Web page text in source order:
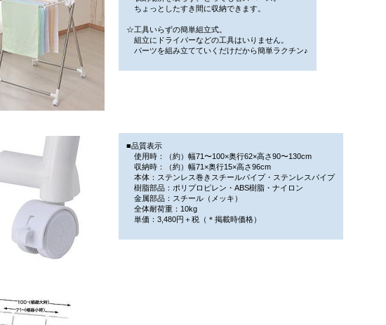
ちょっとしたすき間に収納できます。
☆工具いらずの簡単組立式。
組立にドライバーなどの工具はいりません。
パーツを組み立てていくだけだから簡単ラクチン♪
■品質表示
使用時：（約）幅71〜100×奥行62×高さ90〜130cm
収納時：（約）幅71×奥行15×高さ96cm
本体：ステンレス巻きスチールパイプ・ステンレスパイプ
樹脂部品：ポリプロピレン・ABS樹脂・ナイロン
金属部品：スチール（メッキ）
全体耐荷重：10kg
単価：3,480円＋税（＊掲載時価格）